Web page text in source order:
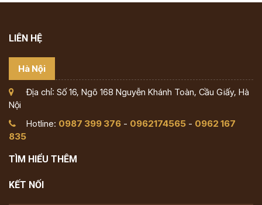
LIÊN HỆ
Hà Nội
Địa chỉ: Số 16, Ngõ 168 Nguyễn Khánh Toàn, Cầu Giấy, Hà
Nội
Hotline: 0987 399 376 - 0962174565 - 0962 167
835
TÌM HIỂU THÊM
KẾT NỐI